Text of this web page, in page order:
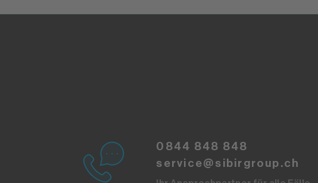
0844 848 848
service@sibirgroup.ch